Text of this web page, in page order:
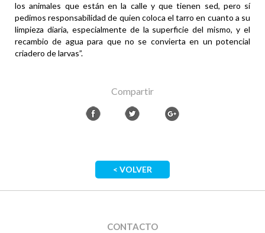
los animales que están en la calle y que tienen sed, pero sí
pedimos responsabilidad de quien coloca el tarro en cuanto a su
limpieza diaria, especialmente de la superficie del mismo, y el
recambio de agua para que no se convierta en un potencial
criadero de larvas”.
Compartir
< VOLVER
CONTACTO